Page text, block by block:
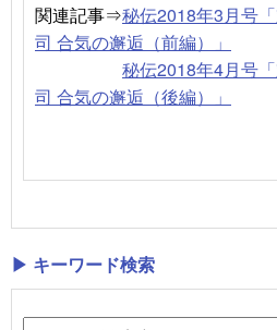
関連記事⇒秘伝2018年3月号
司 合気の邂逅（前編）」
秘伝2018年4月号
司 合気の邂逅（後編）」
▶ キーワード検索